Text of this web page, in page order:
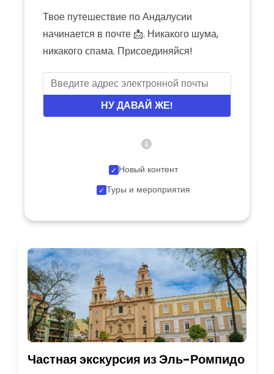
Твое путешествие по Андалусии
начинается в почте 📩. Никакого шума,
никакого спама. Присоединяйся!
НУ ДАВАЙ ЖЕ!
Новый контент
Туры и мероприятия
Частная экскурсия из Эль-Ромпидо